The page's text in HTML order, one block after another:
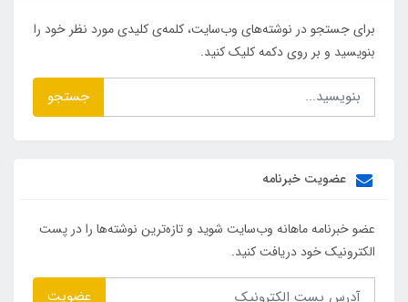
برای جستجو در نوشته‌های وب‌سایت، کلمه‌ی کلیدی مورد نظر خود را
بنویسید و بر روی دکمه کلیک کنید.
جستجو
عضویت خبرنامه
عضو خبرنامه ماهانه وب‌سایت شوید و تازه‌ترین نوشته‌ها را در پست
الکترونیک خود دریافت کنید.
عضویت